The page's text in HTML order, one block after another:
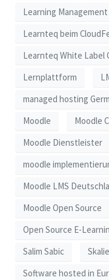
Learning
Learnteq beim
Learnteq White Label
Lernplattform
managed hosting
Moodle
Moodle
Moodle Dienstleister
moodle
Moodle LMS
Moodle Open Source
Open Source E-
Salim Sabic
Software hosted in